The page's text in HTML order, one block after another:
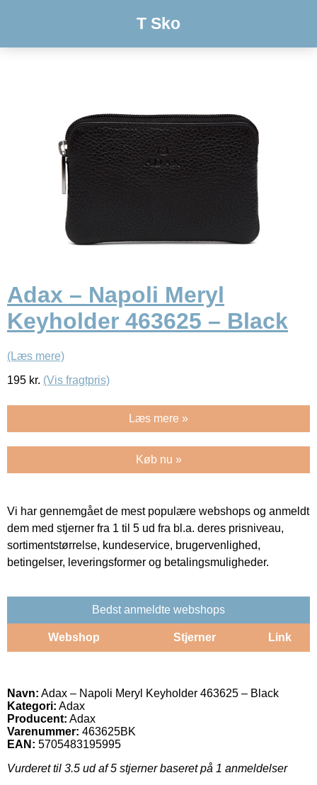
T Sko
Adax – Napoli Meryl
Keyholder 463625 – Black
(Læs mere)
195 kr. (Vis fragtpris)
Læs mere »
Køb nu »
Vi har gennemgået de mest populære webshops og anmeldt
dem med stjerner fra 1 til 5 ud fra bl.a. deres prisniveau,
sortimentstørrelse, kundeservice, brugervenlighed,
betingelser, leveringsformer og betalingsmuligheder.
Bedst anmeldte webshops
Webshop Stjerner Link
Navn: Adax – Napoli Meryl Keyholder 463625 – Black
Kategori: Adax
Producent: Adax
Varenummer: 463625BK
EAN: 5705483195995
Vurderet til 3.5 ud af 5 stjerner baseret på 1 anmeldelser